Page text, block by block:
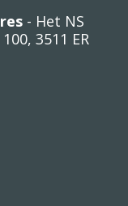
- Het NS
3511 ER